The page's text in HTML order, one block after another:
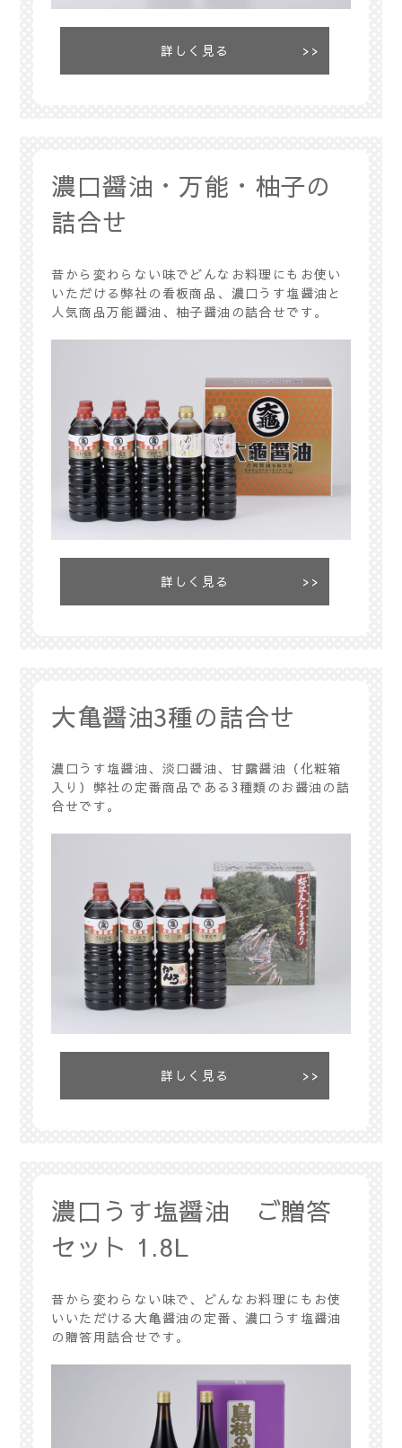
詳しく見る
濃口醤油・万能・柚子の
詰合せ
昔から変わらない味でどんなお料理にもお使い
いただける弊社の看板商品、濃口うす塩醤油と
人気商品万能醤油、柚子醤油の詰合せです。
詳しく見る
大亀醤油3種の詰合せ
濃口うす塩醤油、淡口醤油、甘露醤油（化粧箱
入り）弊社の定番商品である3種類のお醤油の詰
合せです。
詳しく見る
濃口うす塩醤油 ご贈答
セット 1.8L
昔から変わらない味で、どんなお料理にもお使
いいただける大亀醤油の定番、濃口うす塩醤油
の贈答用詰合せです。